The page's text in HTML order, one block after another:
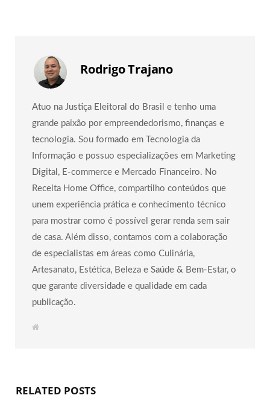
Rodrigo Trajano
Atuo na Justiça Eleitoral do Brasil e tenho uma
grande paixão por empreendedorismo, finanças e
tecnologia. Sou formado em Tecnologia da
Informação e possuo especializações em Marketing
Digital, E-commerce e Mercado Financeiro. No
Receita Home Office, compartilho conteúdos que
unem experiência prática e conhecimento técnico
para mostrar como é possível gerar renda sem sair
de casa. Além disso, contamos com a colaboração
de especialistas em áreas como Culinária,
Artesanato, Estética, Beleza e Saúde & Bem-Estar, o
que garante diversidade e qualidade em cada
publicação.
W
RELATED POSTS